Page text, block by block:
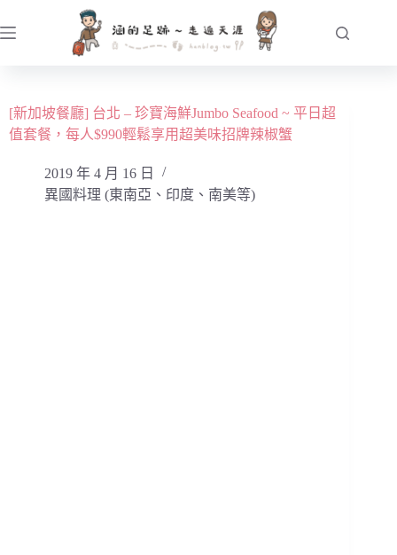
至
容[新加坡餐廳] 台北 – 珍寶海鮮Jumbo Seafood ~ 平日超
值套餐，每人$990輕鬆享用超美味招牌辣椒蟹
2019 年 4 月 16 日
異國料理 (東南亞、印度、南美等)